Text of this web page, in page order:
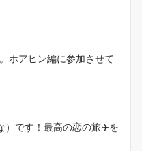
ホアヒン編に参加させて
です！最高の恋の旅✈️を